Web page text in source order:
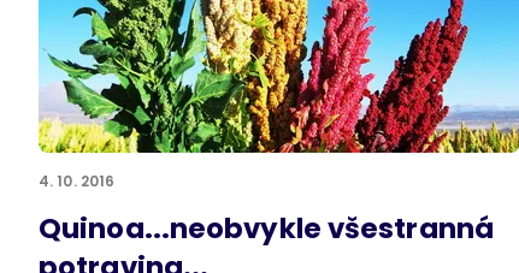
4. 10. 2016
Quinoa...neobvykle všestranná